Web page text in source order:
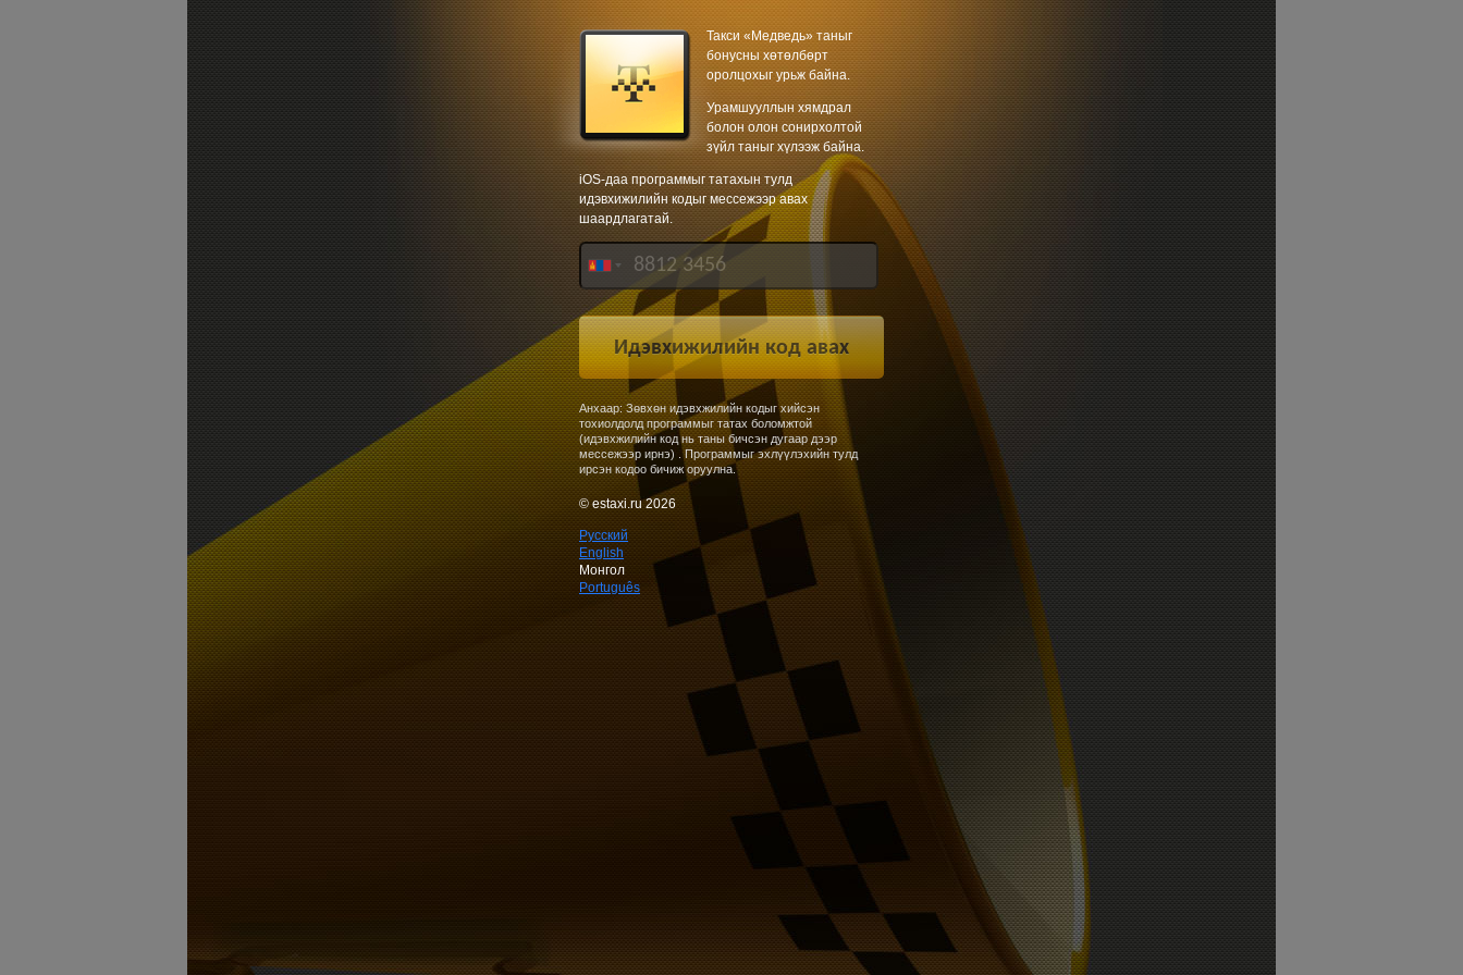
Такси «Медведь» таныг
бонусны хөтөлбөрт
оролцохыг урьж байна.
Урамшууллын хямдрал
болон олон сонирхолтой
зүйл таныг хүлээж байна.
iOS-даа программыг татахын тулд
идэвхижилийн кодыг мессежээр авах
шаардлагатай.
Анхаар: Зөвхөн идэвхжилийн кодыг хийсэн
тохиолдолд программыг татах боломжтой
(идэвхжилийн код нь таны бичсэн дугаар дээр
мессежээр ирнэ) . Программыг эхлүүлэхийн тулд
ирсэн кодоо бичиж оруулна.
© estaxi.ru 2026
Русский
English
Монгол
Português